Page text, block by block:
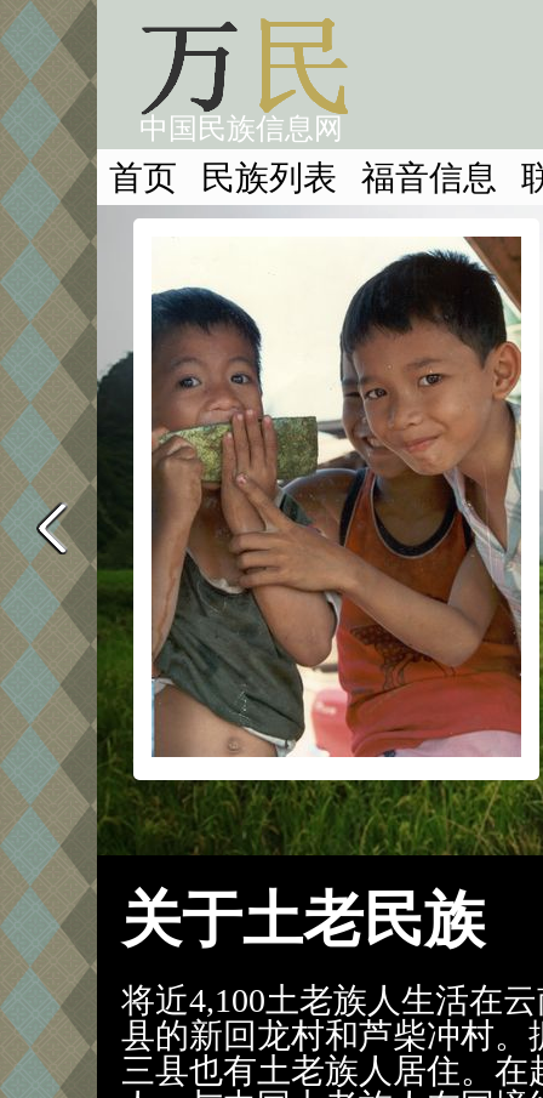
中国民族信息网
首页 民族列表 福音信息
关于土老民族
将近4,100土老族人生活在
县的新回龙村和芦柴冲村
三县也有土老族人居住。在